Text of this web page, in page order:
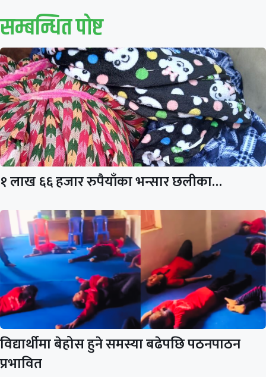
सम्बन्धित पाेष्ट
१ लाख ६६ हजार रुपैयाँका भन्सार छलीका…
विद्यार्थीमा बेहोस हुने समस्या बढेपछि पठनपाठन
प्रभावित